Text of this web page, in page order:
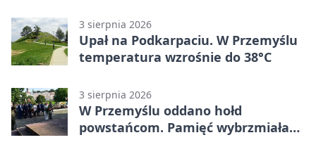
3 sierpnia 2026
Upał na Podkarpaciu. W Przemyślu
temperatura wzrośnie do 38°C
3 sierpnia 2026
W Przemyślu oddano hołd
powstańcom. Pamięć wybrzmiała